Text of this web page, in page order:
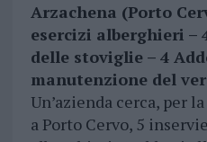
Arzachena (Porto
esercizi alberghieri
delle stoviglie – 4
manutenzione del
Un’azienda cerca, per
a Porto Cervo, 5